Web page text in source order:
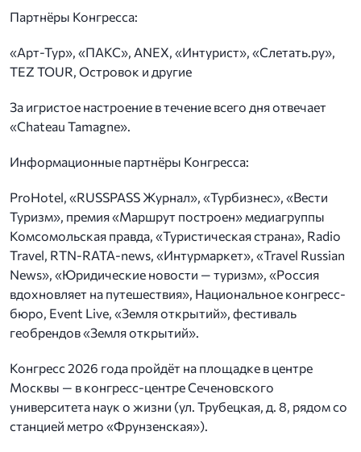
Партнёры Конгресса:
«Арт-Тур», «ПАКС», ANEX, «Интурист», «Слетать.ру»,
TEZ TOUR, Островок и другие
За игристое настроение в течение всего дня отвечает
«Chateau Tamagne».
Информационные партнёры Конгресса:
ProHotel, «RUSSPASS Журнал», «Турбизнес», «Вести
Туризм», премия «Маршрут построен» медиагруппы
Комсомольская правда, «Туристическая страна», Radio
Travel, RTN-RATA-news, «Интурмаркет», «Travel Russian
News», «Юридические новости — туризм», «Россия
вдохновляет на путешествия», Национальное конгресс-
бюро, Event Live, «Земля открытий», фестиваль
геобрендов «Земля открытий».
Конгресс 2026 года пройдёт на площадке в центре
Москвы — в конгресс-центре Сеченовского
университета наук о жизни (ул. Трубецкая, д. 8, рядом со
станцией метро «Фрунзенская»).